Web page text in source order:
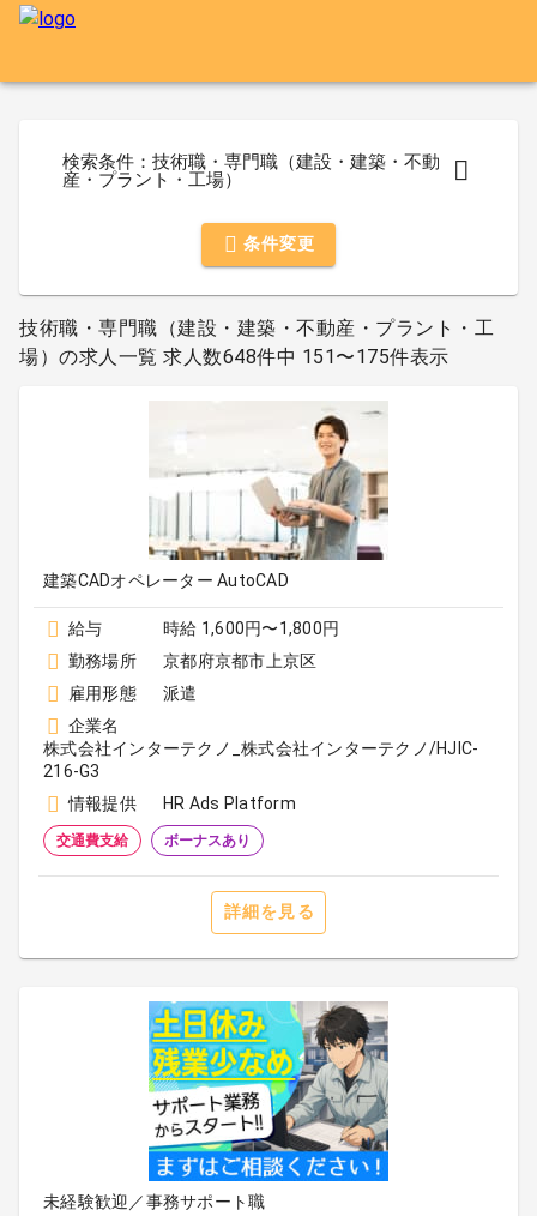
検索条件：技術職・専門職（建設・建築・不動
産・プラント・工場）
条件変更
技術職・専門職（建設・建築・不動産・プラント・工
場）の求人一覧 求人数648件中 151〜175件表示
建築CADオペレーター AutoCAD
給与
時給 1,600円〜1,800円
勤務場所
京都府京都市上京区
雇用形態
派遣
企業名
株式会社インターテクノ_株式会社インターテクノ/HJIC-
216-G3
情報提供
HR Ads Platform
交通費支給 ボーナスあり
詳細を見る
未経験歓迎／事務サポート職